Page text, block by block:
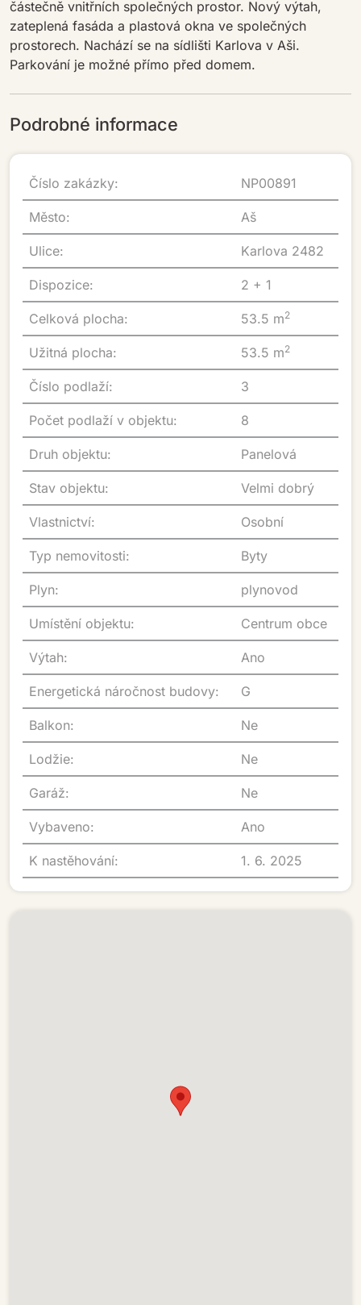
částečně vnitřních společných prostor. Nový výtah,
zateplená fasáda a plastová okna ve společných
prostorech. Nachází se na sídlišti Karlova v Aši.
Parkování je možné přímo před domem.
Podrobné informace
Číslo zakázky: NP00891
Město: Aš
Ulice: Karlova 2482
Dispozice: 2 + 1
Celková plocha: 53.5 m2
Užitná plocha: 53.5 m2
Číslo podlaží: 3
Počet podlaží v objektu: 8
Druh objektu: Panelová
Stav objektu: Velmi dobrý
Vlastnictví: Osobní
Typ nemovitosti: Byty
Plyn: plynovod
Umístění objektu: Centrum obce
Výtah: Ano
Energetická náročnost budovy: G
Balkon: Ne
Lodžie: Ne
Garáž: Ne
Vybaveno: Ano
K nastěhování: 1. 6. 2025